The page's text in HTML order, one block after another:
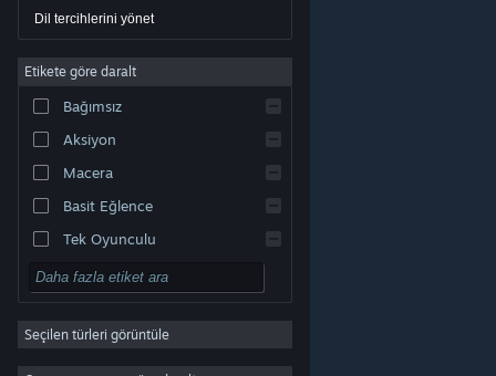
© Valve Corporation. Tüm hakları saklıdır. Tüm ticari
markalar, ABD ve diğer ülkelerde ilgili sahiplerinin
mülkiyetindedir.Gizlilik Politikası|Yasal Bilgi|
Erişilebilirlik|Steam Abonelik Sözleşmesi
Çerezler
Danca
Almanca
İngilizce
Kastilya İspanyolcası
Latin Amerika İspanyolcası
Dil tercihlerini yönet
Etikete göre daralt
Bağımsız
Aksiyon
Macera
Basit Eğlence
Tek Oyunculu
Simülasyon
RYO
Strateji
2D
Seçilen türleri görüntüle